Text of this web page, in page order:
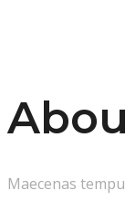
Maecenas